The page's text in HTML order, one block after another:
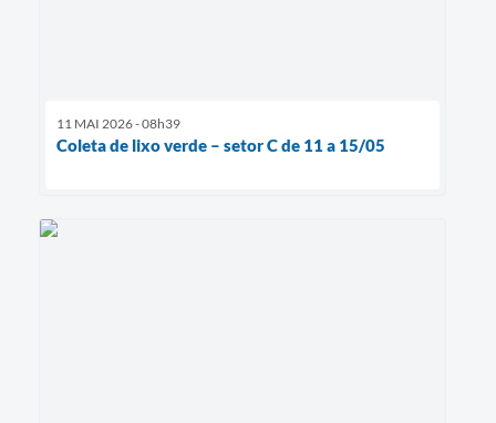
11 MAI 2026 - 08h39
Coleta de lixo verde – setor C de 11 a 15/05